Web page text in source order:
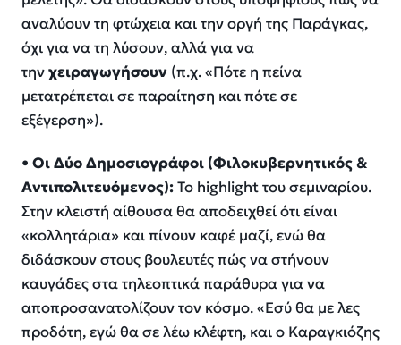
αναλύουν τη φτώχεια και την οργή της Παράγκας,
όχι για να τη λύσουν, αλλά για να
τηνχειραγωγήσουν (π.χ. «Πότε η πείνα
μετατρέπεται σε παραίτηση και πότε σε
εξέγερση»).
• Οι Δύο Δημοσιογράφοι (Φιλοκυβερνητικός &
Αντιπολιτευόμενος):Το highlight του σεμιναρίου.
Στην κλειστή αίθουσα θα αποδειχθεί ότι είναι
«κολλητάρια» και πίνουν καφέ μαζί, ενώ θα
διδάσκουν στους βουλευτές πώς να στήνουν
καυγάδες στα τηλεοπτικά παράθυρα για να
αποπροσανατολίζουν τον κόσμο. «Εσύ θα με λες
προδότη, εγώ θα σε λέω κλέφτη, και ο Καραγκιόζης